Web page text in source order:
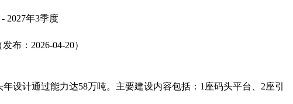
2027年3季度
布：2026-04-20）
设计通过能力达58万吨。主要建设内容包括：1座码头平台、2座引